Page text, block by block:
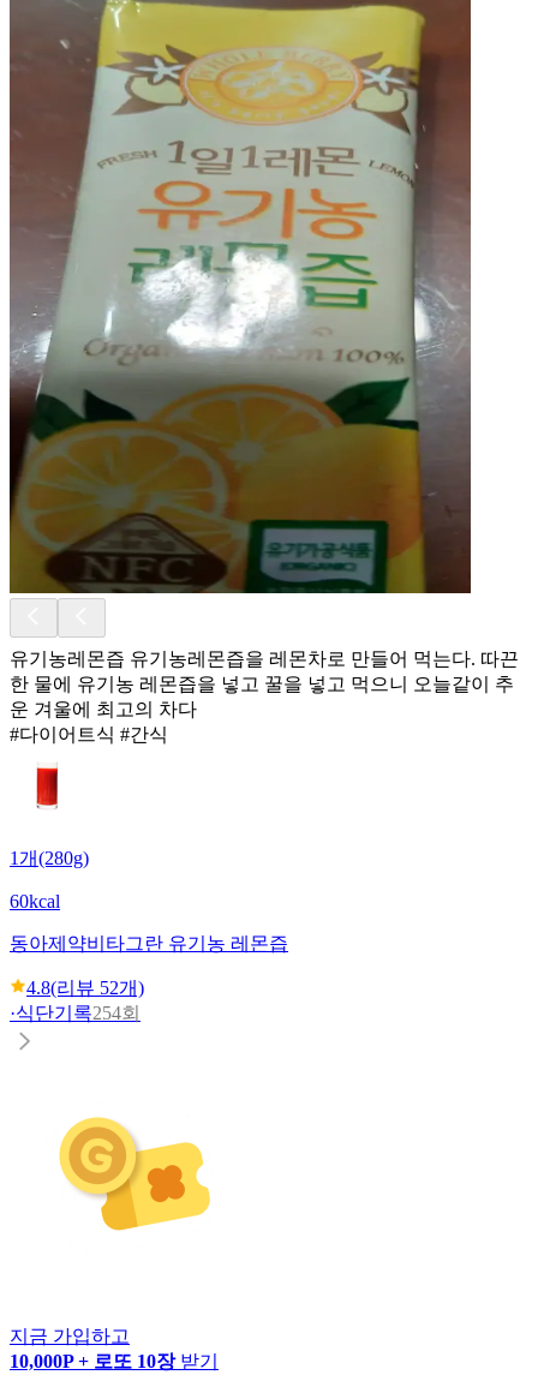
유기농레몬즙 유기농레몬즙을 레몬차로 만들어 먹는다. 따끈
한 물에 유기농 레몬즙을 넣고 꿀을 넣고 먹으니 오늘같이 추
운 겨울에 최고의 차다
#다이어트식 #간식
1개(280g)
60kcal
동아제약비타그란 유기농 레몬즙
4.8(리뷰 52개)
·식단기록254회
지금 가입하고
10,000P + 로또 10장 받기